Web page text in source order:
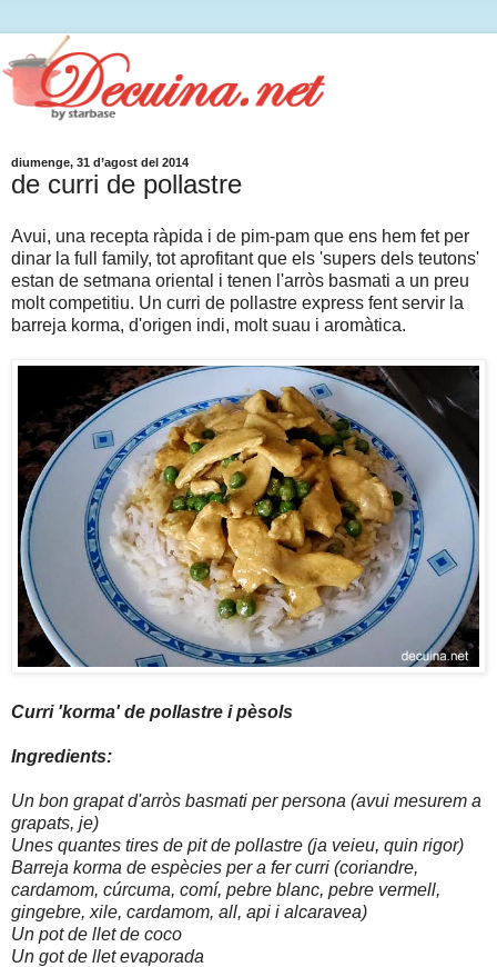
diumenge, 31 d’agost del 2014
de curri de pollastre
Avui, una recepta ràpida i de pim-pam que ens hem fet per
dinar la full family, tot aprofitant que els 'supers dels teutons'
estan de setmana oriental i tenen l'arròs basmati a un preu
molt competitiu. Un curri de pollastre express fent servir la
barreja korma, d'origen indi, molt suau i aromàtica.
Curri 'korma' de pollastre i pèsols
Ingredients:
Un bon grapat d'arròs basmati per persona (avui mesurem a
grapats, je)
Unes quantes tires de pit de pollastre (ja veieu, quin rigor)
Barreja korma de espècies per a fer curri (coriandre,
cardamom, cúrcuma, comí, pebre blanc, pebre vermell,
gingebre, xile, cardamom, all, api i alcaravea)
Un pot de llet de coco
Un got de llet evaporada